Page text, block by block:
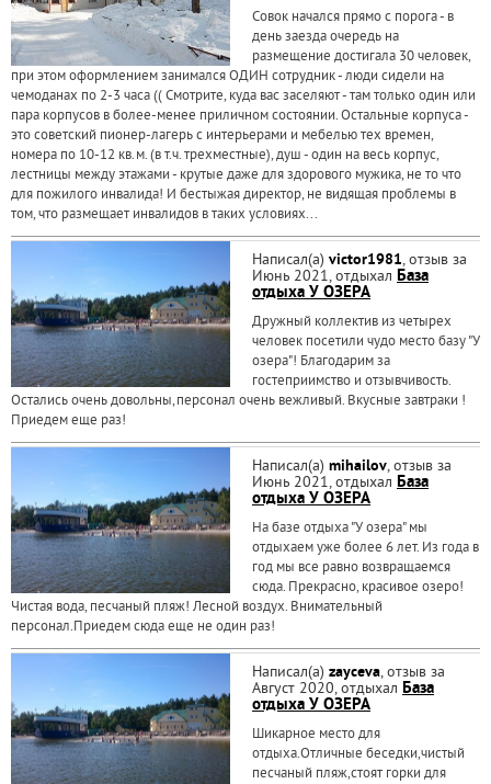
Совок начался прямо с порога - в
день заезда очередь на
размещение достигала 30 человек,
при этом оформлением занимался ОДИН сотрудник - люди сидели на
чемоданах по 2-3 часа (( Смотрите, куда вас заселяют - там только один или
пара корпусов в более-менее приличном состоянии. Остальные корпуса -
это советский пионер-лагерь с интерьерами и мебелью тех времен,
номера по 10-12 кв.м. (в т.ч. трехместные), душ - один на весь корпус,
лестницы между этажами - крутые даже для здорового мужика, не то что
для пожилого инвалида! И бестыжая директор, не видящая проблемы в
том, что размещает инвалидов в таких условиях...
Написал(а) victor1981, отзыв за
Июнь 2021, отдыхал База
отдыха У ОЗЕРА
Дружный коллектив из четырех
человек посетили чудо место базу "У
озера"! Благодарим за
гостеприимство и отзывчивость.
Остались очень довольны,персонал очень вежливый. Вкусные завтраки !
Приедем еще раз!
Написал(а) mihailov, отзыв за
Июнь 2021, отдыхал База
отдыха У ОЗЕРА
На базе отдыха "У озера" мы
отдыхаем уже более 6 лет. Из года в
год мы все равно возвращаемся
сюда. Прекрасно, красивое озеро!
Чистая вода, песчаный пляж! Лесной воздух. Внимательный
персонал.Приедем сюда еще не один раз!
Написал(а) zayceva, отзыв за
Август 2020, отдыхал База
отдыха У ОЗЕРА
Шикарное место для
отдыха.Отличные беседки,чистый
песчаный пляж,стоят горки для